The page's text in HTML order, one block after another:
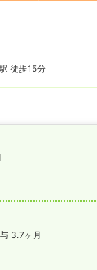
徒歩15分
3.7ヶ月